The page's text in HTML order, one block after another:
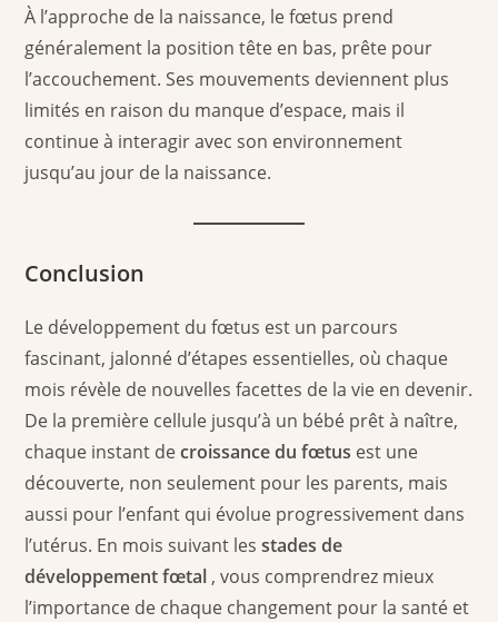
À l’approche de la naissance, le fœtus prend
généralement la position tête en bas, prête pour
l’accouchement. Ses mouvements deviennent plus
limités en raison du manque d’espace, mais il
continue à interagir avec son environnement
jusqu’au jour de la naissance.
Conclusion
Le développement du fœtus est un parcours
fascinant, jalonné d’étapes essentielles, où chaque
mois révèle de nouvelles facettes de la vie en devenir.
De la première cellule jusqu’à un bébé prêt à naître,
chaque instant decroissance du fœtus est une
découverte, non seulement pour les parents, mais
aussi pour l’enfant qui évolue progressivement dans
l’utérus. En mois suivant lesstades de
développement fœtal , vous comprendrez mieux
l’importance de chaque changement pour la santé et